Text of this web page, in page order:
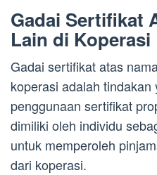
Gadai Sertifikat
Lain di Koperasi
Gadai sertifikat atas
koperasi adalah tindakan
penggunaan sertifikat
dimiliki oleh individu
untuk memperoleh
dari koperasi.